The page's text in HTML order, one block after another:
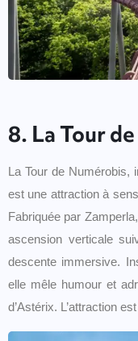
8. La Tour
La Tour de Numérobis,
est une attraction à
Fabriquée par
ascension verticale
descente immersive.
elle mêle humour et
d’Astérix. L’attraction